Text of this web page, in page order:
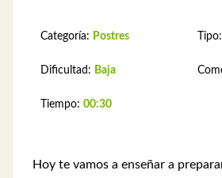
Categoría: Postres
Dificultad: Baja
Tiempo: 00:30
Tipo:
Hoy te vamos a enseñar a